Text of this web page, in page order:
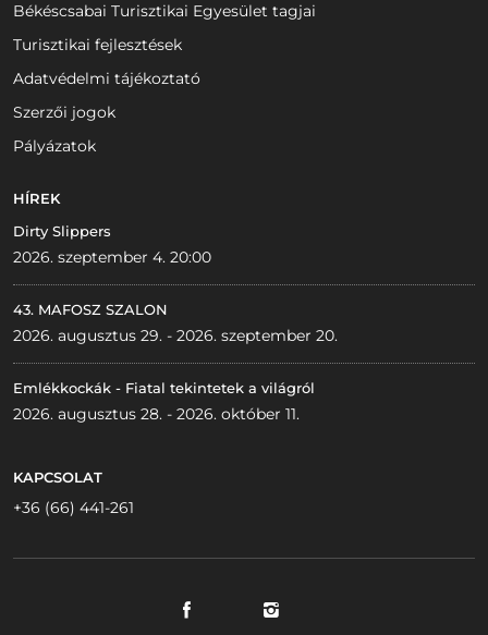
Békéscsabai Turisztikai Egyesület tagjai
Turisztikai fejlesztések
Adatvédelmi tájékoztató
Szerzői jogok
Pályázatok
HÍREK
Dirty Slippers
2026. szeptember 4. 20:00
43. MAFOSZ SZALON
2026. augusztus 29. - 2026. szeptember 20.
Emlékkockák - Fiatal tekintetek a világról
2026. augusztus 28. - 2026. október 11.
KAPCSOLAT
+36 (66) 441-261